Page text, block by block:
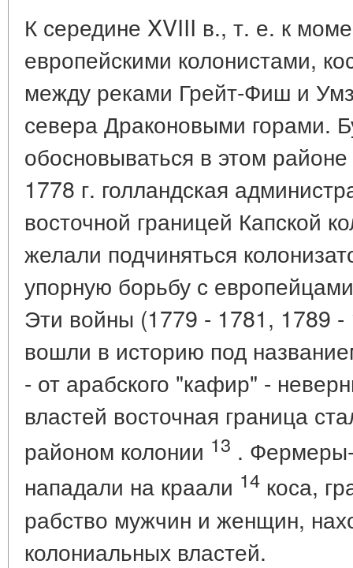
К середине XVIII в., т. е. к
европейскими колонистами,
между реками Грейт-Фиш и
севера Драконовыми горами.
обосновываться в этом
1778 г. голландская
восточной границей Капской
желали подчиняться
упорную борьбу с
Эти войны (1779 - 1781, 1789 -
вошли в историю под
- от арабского "кафир" -
властей восточная граница
районом колонии 13 .
нападали на краали 14 коса,
рабство мужчин и женщин,
колониальных властей.